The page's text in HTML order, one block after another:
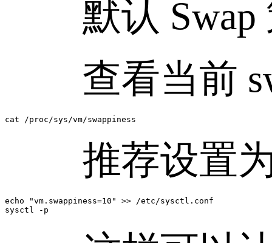
默认 Swap
查看当前
cat /proc/sys/vm/swappiness
推荐设置为
echo "vm.swappiness=10" >> /etc/sysctl.conf